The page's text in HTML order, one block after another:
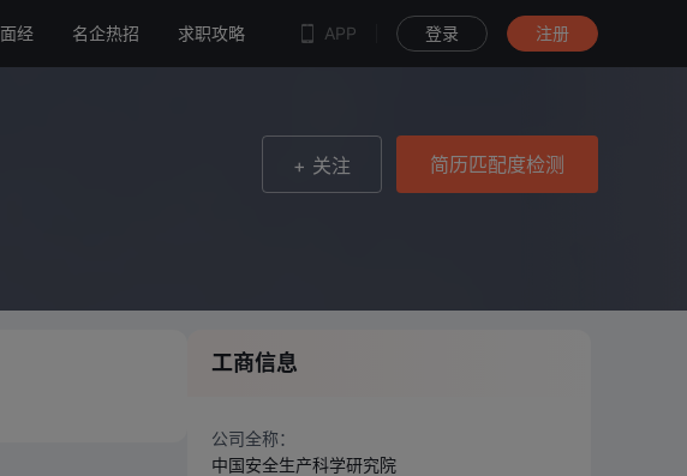
面经 名企热招 求职攻略 APP 登录 注册
+ 关注 简历匹配度检测
工商信息
公司全称：
中国安全生产科学研究院